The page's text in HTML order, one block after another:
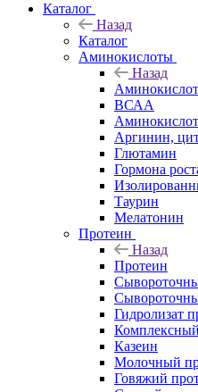
Каталог
Назад
Каталог
Аминокислоты
Назад
ВСАА
Аргинин,
Глютамин
Гормона
Таурин
Мелатонин
Протеин
Назад
Протеин
Гидролизат
Казеин
Молочный
Говяжий